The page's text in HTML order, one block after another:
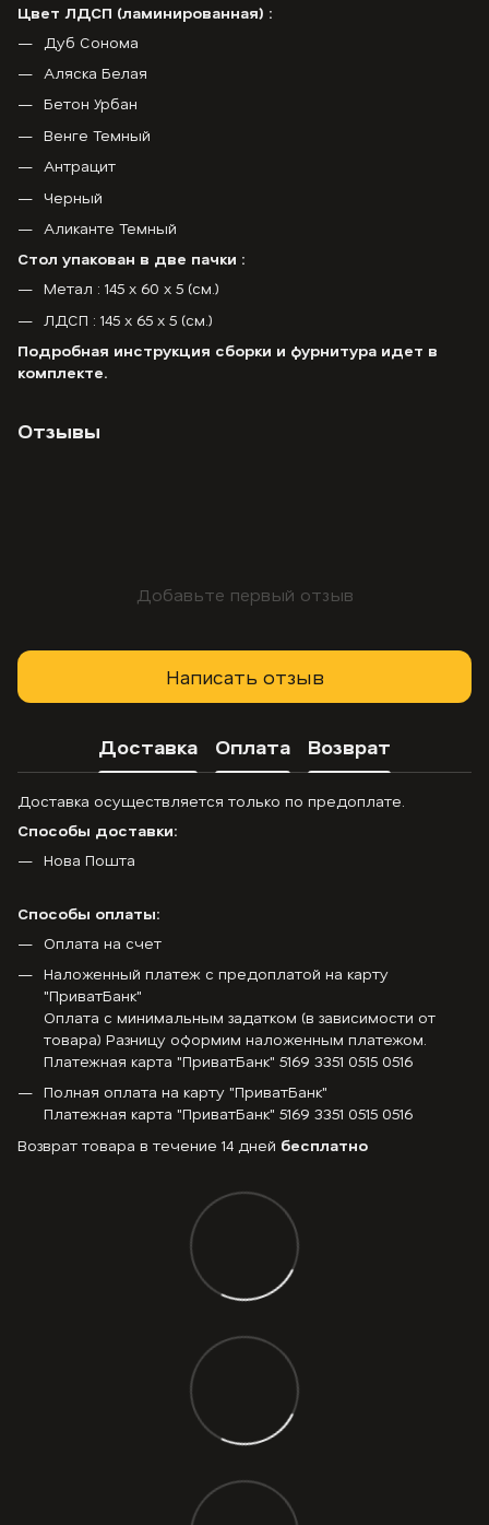
Цвет ЛДСП (ламинированная) :
Дуб Сонома
Аляска Белая
Бетон Урбан
Венге Темный
Антрацит
Черный
Аликанте Темный
Стол упакован в две пачки :
Метал : 145 х 60 х 5 (см.)
ЛДСП : 145 х 65 х 5 (см.)
Подробная инструкция сборки и фурнитура идет в
комплекте.
Отзывы
Добавьте первый отзыв
Написать отзыв
Доставка Оплата Возврат
Доставка осуществляется только по предоплате.
Способы доставки:
Нова Пошта
Способы оплаты:
Оплата на счет
Наложенный платеж с предоплатой на карту
"ПриватБанк"
Оплата с минимальным задатком (в зависимости от
товара) Разницу оформим наложенным платежом.
Платежная карта "ПриватБанк" 5169 3351 0515 0516
Полная оплата на карту "ПриватБанк"
Платежная карта "ПриватБанк" 5169 3351 0515 0516
Возврат товара в течение 14 дней бесплатно